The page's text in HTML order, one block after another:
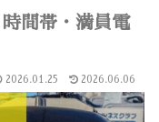
間帯・満員電
2026.01.25 2026.06.06